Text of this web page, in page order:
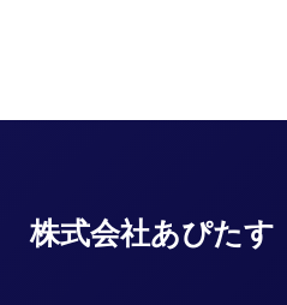
株式会社あぴたす